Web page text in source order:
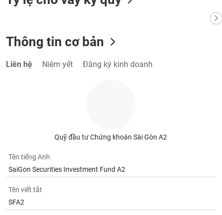
Thông tin cơ bản
Liên hệ Niêm yết Đăng ký kinh doanh
Quỹ đầu tư Chứng khoán Sài Gòn A2
Tên tiếng Anh
SaiGon Securities Investment Fund A2
Tên viết tắt
SFA2
VỤ
SẢN
chứng
(-)